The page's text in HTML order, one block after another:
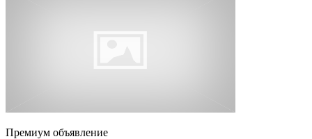
Премиум объявление